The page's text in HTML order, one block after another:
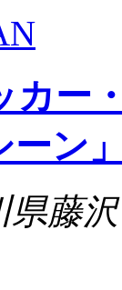
カー
ーン
県藤